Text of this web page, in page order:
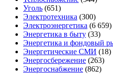
Уголь (651)
Электротехника (300)
Электроэнергетика (6 659)
Энергетика в быту (33)
Энергетика и фондовый
Энергетические СМИ (18)
Энергосбережение (263)
Энергоснабжение (862)